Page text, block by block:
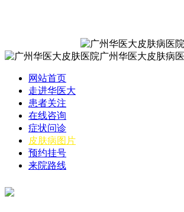
网站首页
走进华医大
患者关注
在线咨询
症状问诊
皮肤病图片
预约挂号
来院路线